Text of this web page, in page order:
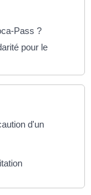
Pass ?
pour le
d'un